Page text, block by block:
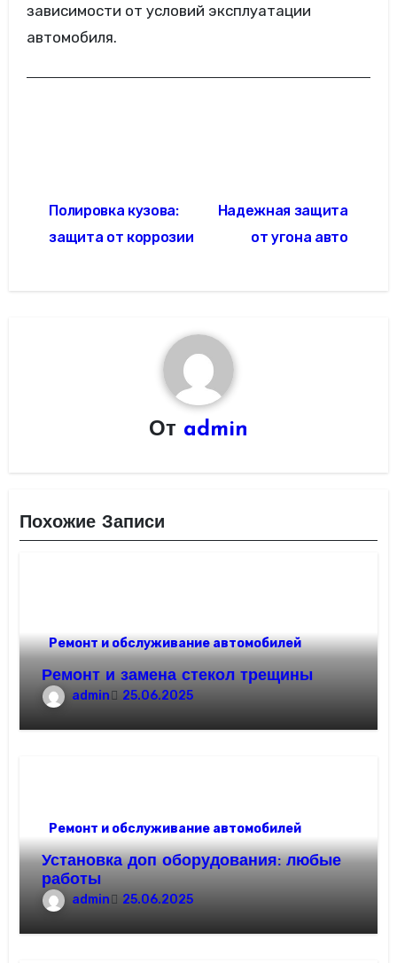
зависимости от условий эксплуатации
автомобиля.
по
Полировка кузова:
защита от коррозии
Надежная защита
от угона авто
От admin
Похожие Записи
Ремонт и обслуживание автомобилей
Ремонт и замена стекол трещины
admin 25.06.2025
Ремонт и обслуживание автомобилей
Установка доп оборудования: любые
работы
admin 25.06.2025